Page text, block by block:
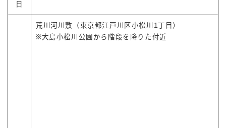
日
荒川河川敷（東京都江戸川区小松川1丁目）
※大島小松川公園から階段を降りた付近